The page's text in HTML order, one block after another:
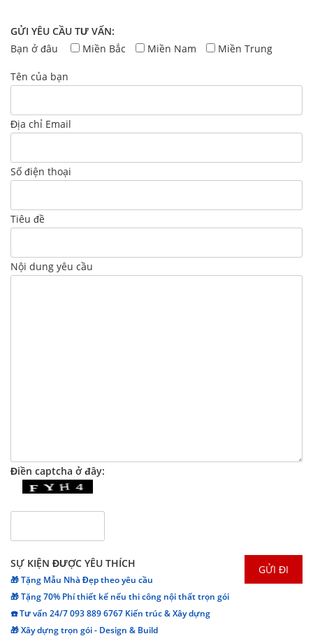
GỬI YÊU CẦU TƯ VẤN:
Bạn ở đâu
Miền Bắc Miền Nam Miền Trung
Tên của bạn
Địa chỉ Email
Số điện thoại
Tiêu đề
Nội dung yêu cầu
Điền captcha ở đây:
SỰ KIỆN ĐƯỢC YÊU THÍCH
🎁 Tặng Mẫu Nhà Đẹp theo yêu cầu
🎁 Tặng 70% Phí thiết kế nếu thi công nội thất trọn gói
☎️ Tư vấn 24/7 093 889 6767 Kiến trúc & Xây dựng
🎁 Xây dựng trọn gói - Design & Build